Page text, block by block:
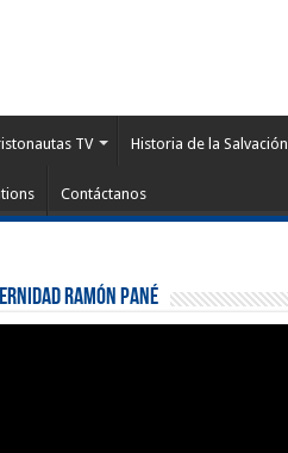
TV Historia de la Salvación
Contáctanos
Ramón Pané